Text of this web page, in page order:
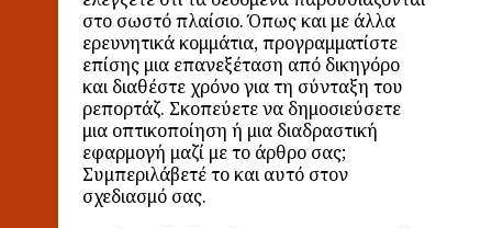
στο σωστό πλαίσιο. Όπως και με άλλα
ερευνητικά κομμάτια, προγραμματίστε
επίσης μια επανεξέταση από δικηγόρο
και διαθέστε χρόνο για τη σύνταξη του
ρεπορτάζ. Σκοπεύετε να δημοσιεύσετε
μια οπτικοποίηση ή μια διαδραστική
εφαρμογή μαζί με το άρθρο σας;
Συμπεριλάβετέ το και αυτό στον
σχεδιασμό σας.